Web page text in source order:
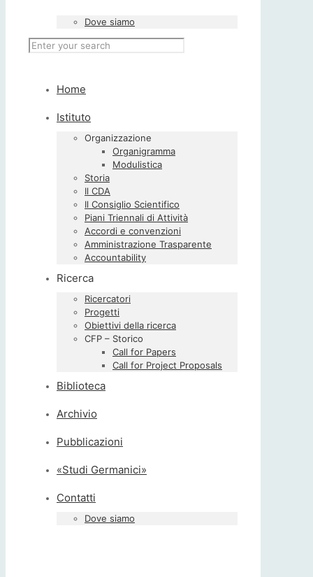
Dove siamo
Home
Istituto
Organizzazione
Organigramma
Modulistica
Storia
Il CDA
Il Consiglio Scientifico
Piani Triennali di Attività
Accordi e convenzioni
Amministrazione Trasparente
Accountability
Ricerca
Ricercatori
Progetti
Obiettivi della ricerca
CFP – Storico
Call for Papers
Call for Project Proposals
Biblioteca
Archivio
Pubblicazioni
«Studi Germanici»
Contatti
Dove siamo